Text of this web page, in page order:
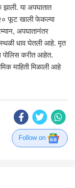
झाली. या अपघातात
फूट खाली फेकल्या
अपघातानंतर
धाव घेतली आहे. मृत
करीत आहेत.
माहिती मिळाली आहे
Follow on